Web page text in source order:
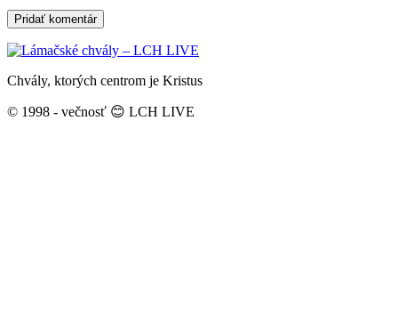
Chvály, ktorých centrom je Kristus
© 1998 - večnosť 😊 LCH LIVE